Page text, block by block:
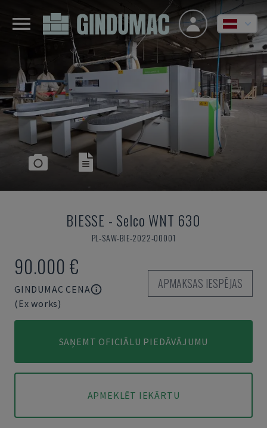
BIESSE - Selco WNT 630
PL-SAW-BIE-2022-00001
90.000 €
GINDUMAC CENA
(Ex works)
APMAKSAS IESPĒJAS
SAŅEMT OFICIĀLU PIEDĀVĀJUMU
APMEKLĒT IEKĀRTU